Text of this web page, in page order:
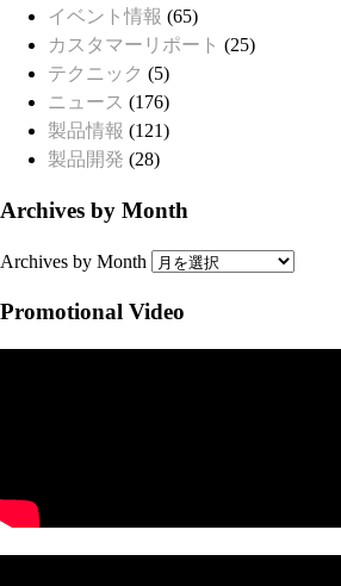
イベント情報 (65)
カスタマーリポート (25)
テクニック (5)
ニュース (176)
製品情報 (121)
製品開発 (28)
Archives by Month
Archives by Month
Promotional Video